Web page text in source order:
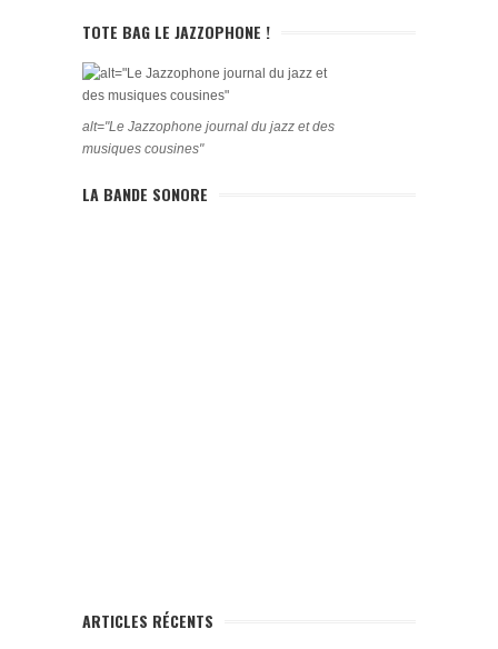
TOTE BAG LE JAZZOPHONE !
alt="Le Jazzophone journal du jazz et des
musiques cousines"
LA BANDE SONORE
ARTICLES RÉCENTS